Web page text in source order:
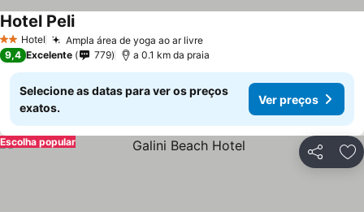
2 Estrelas
Hotel Ampla área de yoga ao ar livre
Hotel Peli
9,4 Excelente 779 a 0.1 km da praia
Selecione as datas para ver os preços
exatos.
Ver preços
Partilhar
Escolha popular